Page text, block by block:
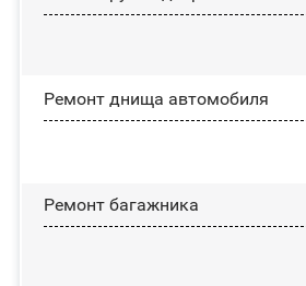
Ремонт днища автомобиля
Ремонт багажника